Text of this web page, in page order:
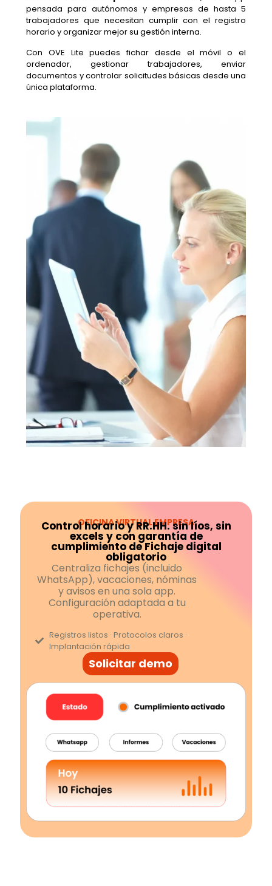
pensada para autónomos y empresas de hasta 5
trabajadores que necesitan cumplir con el registro
horario y organizar mejor su gestión interna.
Con OVE Lite puedes fichar desde el móvil o el
ordenador, gestionar trabajadores, enviar
documentos y controlar solicitudes básicas desde una
única plataforma.
OFICINA VIRTUAL EMPRESA
Control horario y RR.HH. sin líos, sin
excels y con garantía de
cumplimiento de Fichaje digital
obligatorio
Centraliza fichajes (incluido
WhatsApp), vacaciones, nóminas
y avisos en una sola app.
Configuración adaptada a tu
operativa.
Registros listos · Protocolos claros ·
Implantación rápida
Solicitar demo